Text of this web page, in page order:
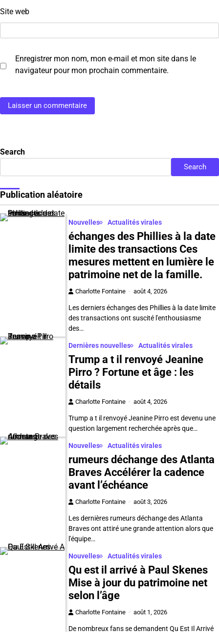
Site web
Enregistrer mon nom, mon e-mail et mon site dans le
navigateur pour mon prochain commentaire.
Search
Search
Publication aléatoire
Nouvelles Actualités virales
échanges des Phillies à la date
limite des transactions Ces
mesures mettent en lumière le
patrimoine net de la famille.
Charlotte Fontaine août 4, 2026
Les derniers échanges des Phillies à la date limite
des transactions ont suscité l'enthousiasme
des…
Dernières nouvelles Actualités virales
Trump a t il renvoyé Jeanine
Pirro ? Fortune et âge : les
détails
Charlotte Fontaine août 4, 2026
Trump a t il renvoyé Jeanine Pirro est devenu une
question largement recherchée après que…
Nouvelles Actualités virales
rumeurs déchange des Atlanta
Braves Accélérer la cadence
avant l’échéance
Charlotte Fontaine août 3, 2026
Les dernières rumeurs déchange des Atlanta
Braves ont attiré une grande attention alors que
l'équipe…
Nouvelles Actualités virales
Qu est il arrivé à Paul Skenes
Mise à jour du patrimoine net
selon l’âge
Charlotte Fontaine août 1, 2026
De nombreux fans se demandent Qu Est Il Arrivé